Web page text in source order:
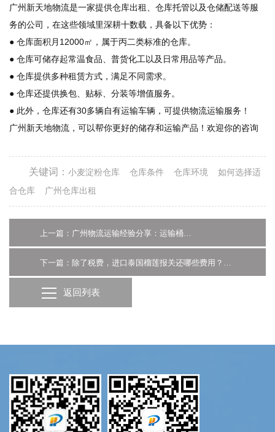
广州新天地物流是一家提供仓库出租、仓库托管以及仓储配送等服
务的公司，在这些领域里深耕十数载，具备以下优势：
● 仓库面积月12000㎡，属于丙二类标准的仓库。
● 仓库可储存起常温食品、普货化工以及日常用品等产品。
● 仓库提供多种租赁方式，满足不同需求。
● 仓库还提供换包、贴标、分装等增值服务。
● 此外，仓库还有30多辆自有运输车辆，可提供物流运输服务！
广州新天地物流，可以帮你更好的储存和运输产品！欢迎你的咨询
关键词： 小麦淀粉仓库 仓库条件 仓库环境
如何选择适
合仓库
广州仓库出租
上一篇：广州物流运输经验分享：运输桶装方便面时，这几点要注意
下一篇：除了税费，进口泰国榴莲报关还哪些费用？广州货代告诉你答案
返回列表